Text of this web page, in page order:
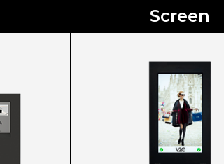
Screen